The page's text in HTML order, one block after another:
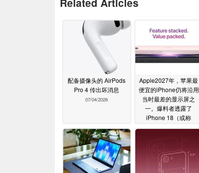
配备摄像头的 AirPods
Pro 4 传出坏消息
07/04/2026
Apple2027年，苹果最
便宜的iPhone仍将沿用
当时最差的显示屏之
一。爆料者透露了
iPhone 18（或称